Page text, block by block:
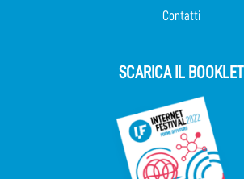
Contatti
SCARICA IL BOOKLET